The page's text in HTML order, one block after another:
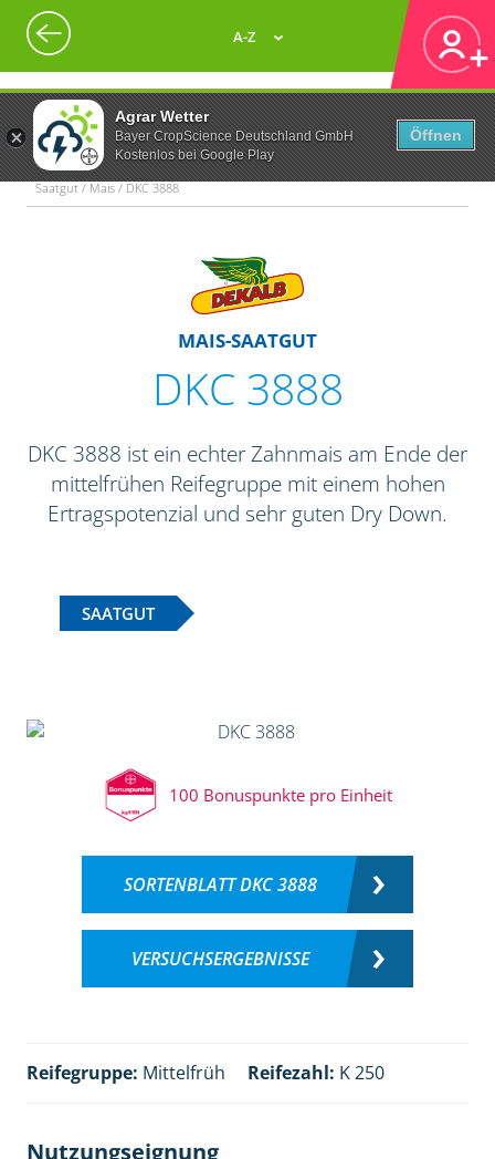
Agrar Wetter
Bayer CropScience Deutschland GmbH
Kostenlos bei Google Play
Öffnen
A-Z
Saatgut / Mais / DKC 3888
MAIS-SAATGUT
DKC 3888
DKC 3888 ist ein echter Zahnmais am Ende der
mittelfrühen Reifegruppe mit einem hohen
Ertragspotenzial und sehr guten Dry Down.
SAATGUT
100 Bonuspunkte pro Einheit
SORTENBLATT DKC 3888
VERSUCHSERGEBNISSE
Reifegruppe: Mittelfrüh Reifezahl: K 250
Nutzungseignung